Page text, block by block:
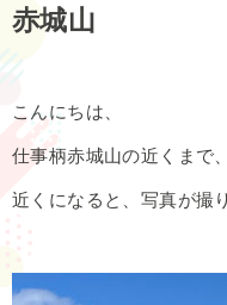
赤城山
こんにちは、
仕事柄赤城山の近くまで
近くになると、写真が撮